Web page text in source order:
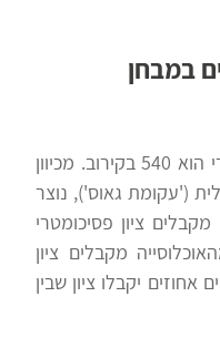
במבחן
הציון הממוצע במבחן הפסיכומטרי הוא 540 בקירוב. מכיוון
('עקומת גאוס'), נוצר
מקבלים ציון פסיכומטרי
50 אחוזים מהאוכלוסייה מקבלים ציון
אחוזים יקבלו ציון שבין